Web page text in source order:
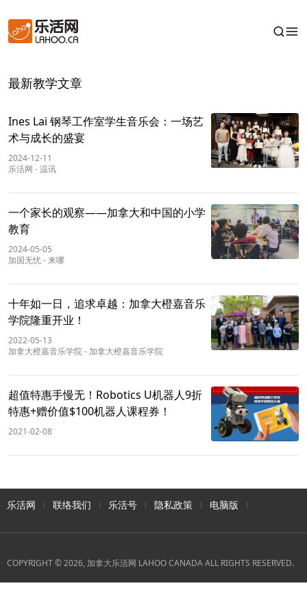
最新教学文章
Ines Lai 钢琴工作室学生音乐会：一场艺
术与成长的盛宴
2024-12-11
乐活网 -温讯
一个家长的观察——加拿大和中国的小学
教育
2024-05-05
加国无忧-来哪
十年如一日，追求卓越：加拿大橙嘉音乐
学院隆重开业！
2022-05-13
加拿大橙嘉音乐学院- 加拿大橙嘉音乐学院
超值特惠手慢无！Robotics U机器人9折
特惠+赠价值$100机器人课程券！
2021-02-08
乐活网 联络我们 乐活号 隐私政策 电脑版
COPYRIGHT © 2026, 加拿大乐活网 LAHOO CANADA ALL RIGHTS RESERVED.